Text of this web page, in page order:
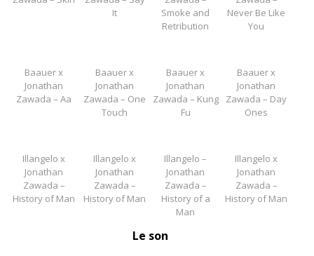
It
Smoke and
Retribution
Never Be Like
You
Baauer x
Jonathan
Zawada – Aa
Baauer x
Jonathan
Zawada – One
Touch
Baauer x
Jonathan
Zawada – Kung
Fu
Baauer x
Jonathan
Zawada – Day
Ones
Illangelo x
Jonathan
Zawada –
History of Man
Illangelo x
Jonathan
Zawada –
History of Man
Illangelo –
Jonathan
Zawada –
History of a
Man
Illangelo x
Jonathan
Zawada –
History of Man
Le son